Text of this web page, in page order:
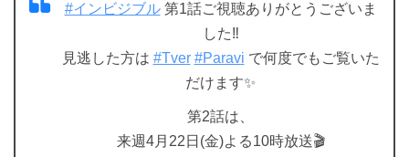
#インビジブル第1話ご視聴ありがとうございま
した‼️
見逃した方は #Tver #Paravi で何度でもご覧いた
だけます✨
第2話は、
来週4月22日(金)よる10時放送🎬